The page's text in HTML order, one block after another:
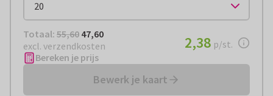
Totaal: € 47,60
Totaal: 55,60 47,60
excl. verzendkosten
€ 2,38per stuk
2,38 p/st.
Bereken je prijs
Bewerk je kaart